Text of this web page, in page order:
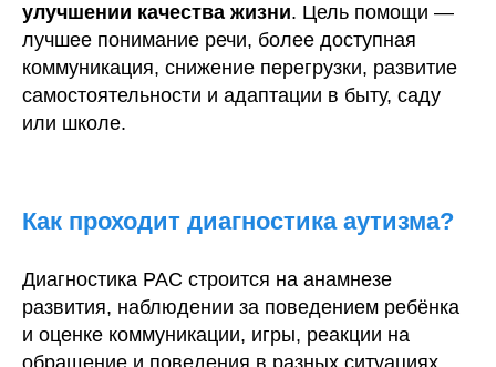
улучшении качества жизни. Цель помощи —
лучшее понимание речи, более доступная
коммуникация, снижение перегрузки, развитие
самостоятельности и адаптации в быту, саду
или школе.
Как проходит диагностика аутизма?
Диагностика РАС строится на анамнезе
развития, наблюдении за поведением ребёнка
и оценке коммуникации, игры, реакции на
обращение и поведения в разных ситуациях.